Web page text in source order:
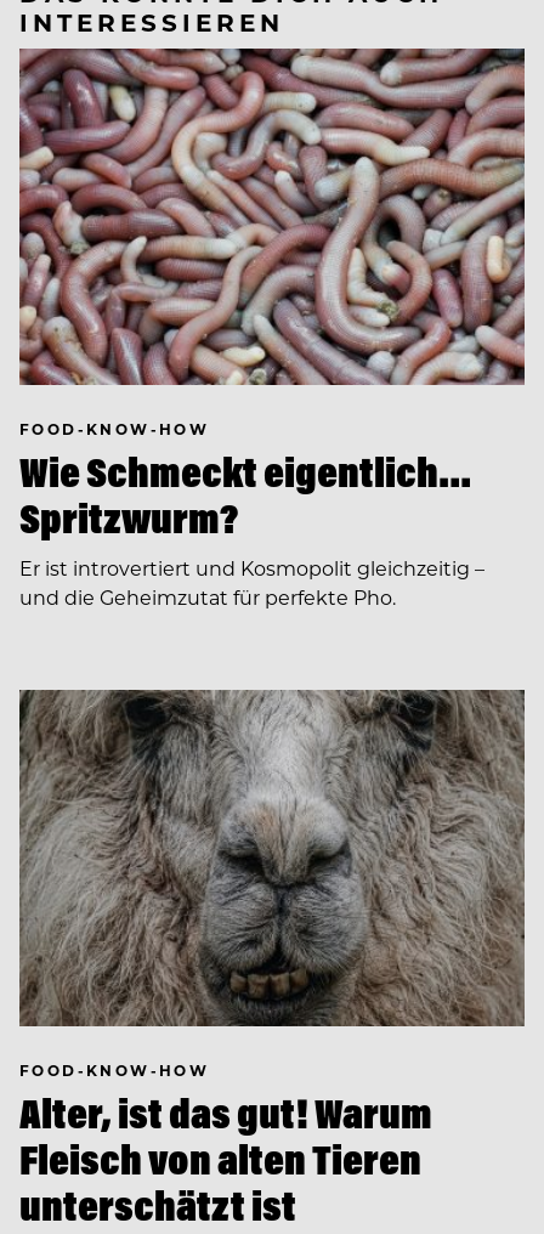
INTERESSIEREN
FOOD-KNOW-HOW
Wie Schmeckt eigentlich…
Spritzwurm?
Er ist introvertiert und Kosmopolit gleichzeitig –
und die Geheimzutat für perfekte Pho.
FOOD-KNOW-HOW
Alter, ist das gut! Warum
Fleisch von alten Tieren
unterschätzt ist